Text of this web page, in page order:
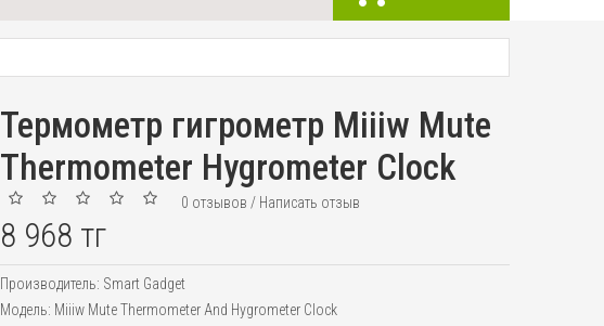
Термометр гигрометр Miiiw Mute
Thermometer Hygrometer Clock
0 отзывов / Написать отзыв
8 968 тг
Производитель: Smart Gadget
Модель: Miiiw Mute Thermometer And Hygrometer Clock